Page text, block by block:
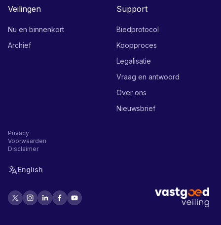
Veilingen
Nu en binnenkort
Archief
Support
Biedprotocol
Koopproces
Legalisatie
Vraag en antwoord
Over ons
Nieuwsbrief
Privacy
Voorwaarden
Disclaimer
English